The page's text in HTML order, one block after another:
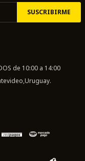
SUSCRIBIRME
de 10:00 a 14:00